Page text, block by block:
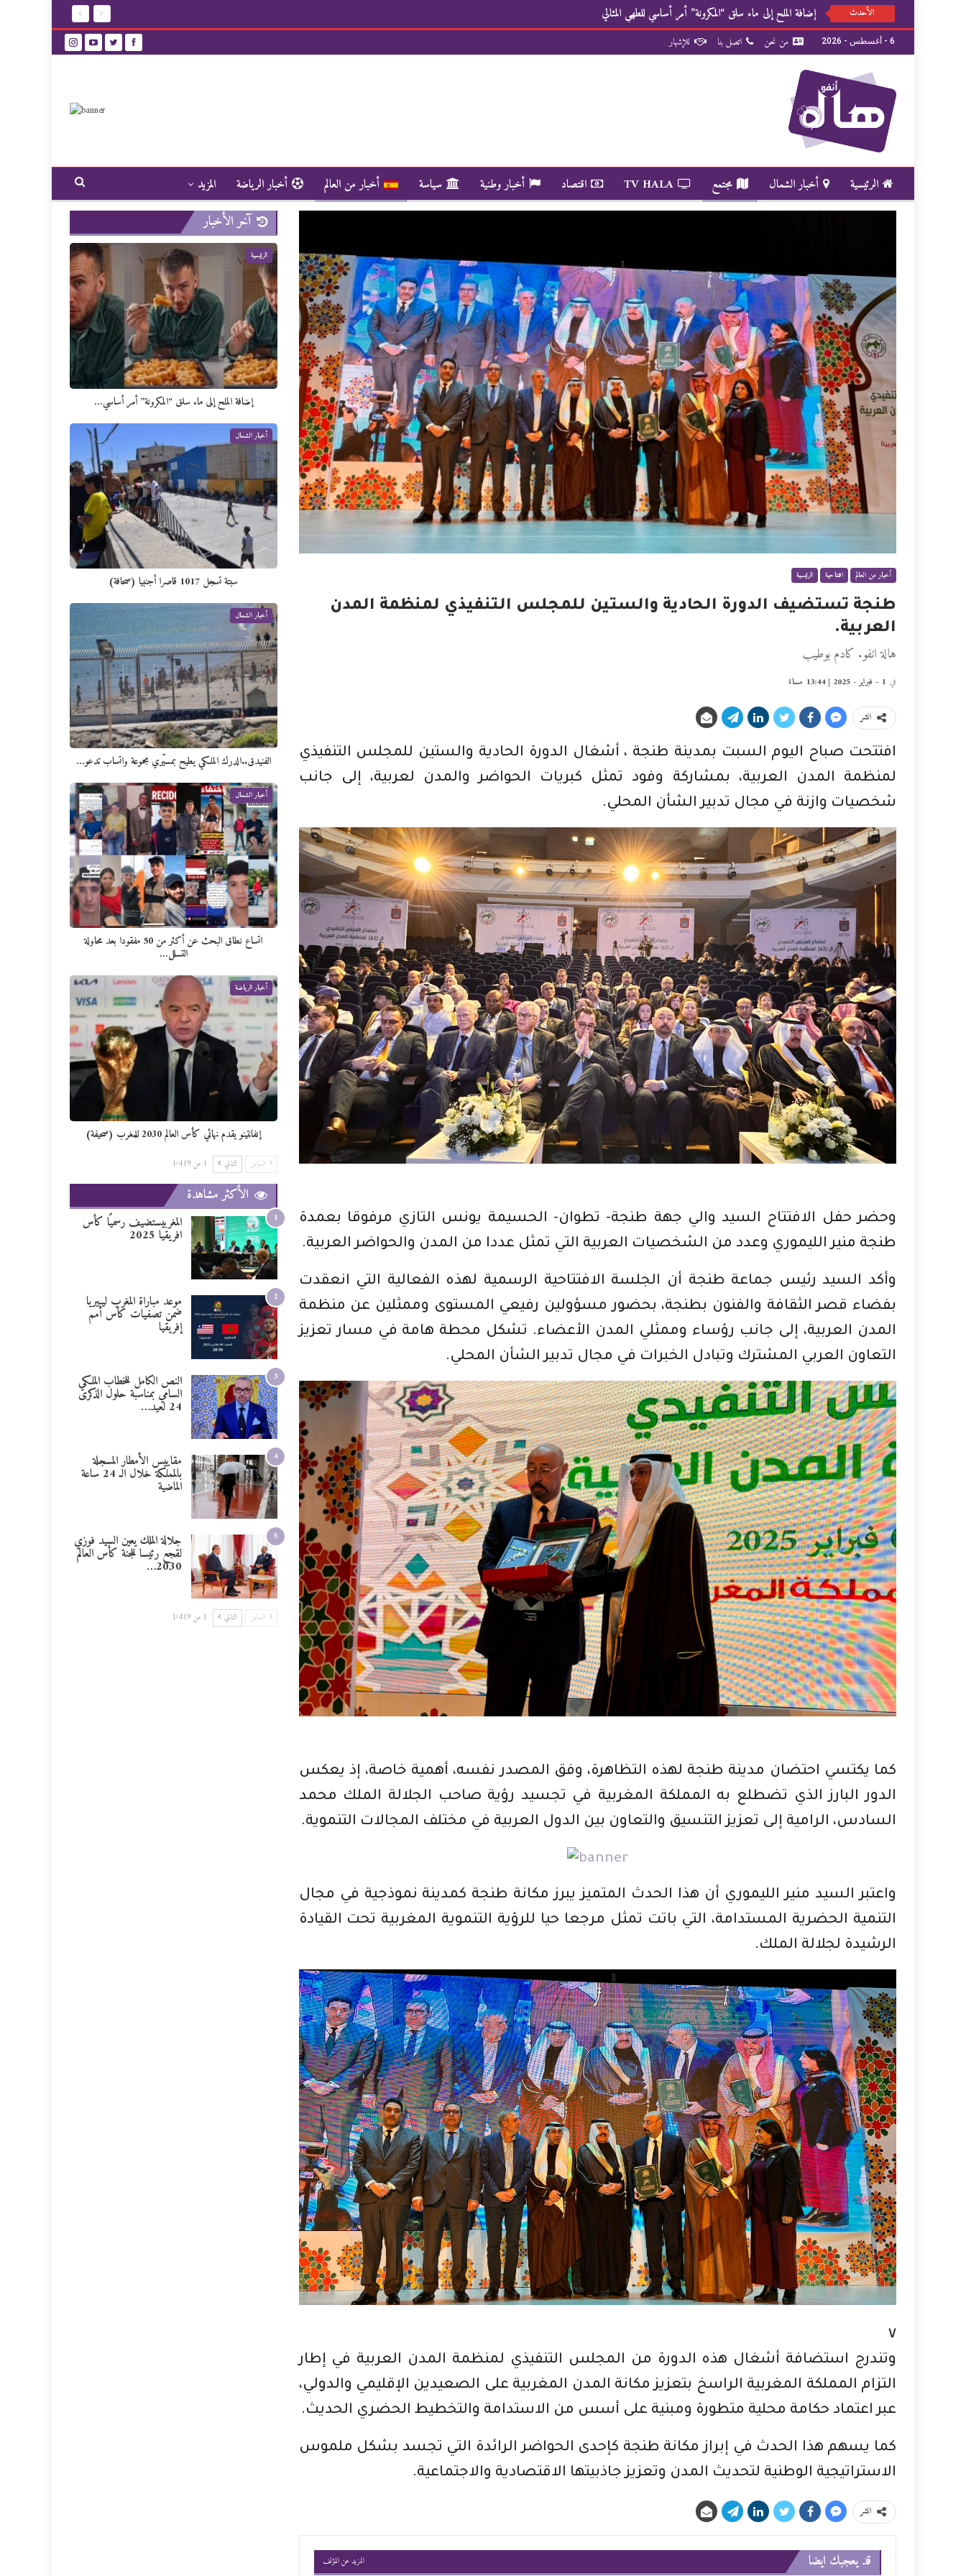
الأحدث إضافة الملح إلى ماء سلق “المكرونة” أمر أساسي للطهي المثالي
6 - أغسطس - 2026 من نحن اتصل بنا للإشهار
الرئيسية أخبار الشمال مجتمع TV HALA اقتصاد أخبار وطنية سياسة أخبار من العالم أخبار الرياضة المزيد
أخبار من العالم افتتاحية الرئيسية
طنجة تستضيف الدورة الحادية والستين للمجلس التنفيذي لمنظمة المدن
العربية.
هالة انفو. كادم بوطيب
في 1 - فبراير - 2025 | 13:44 مساءً
انشر
افتتحت صباح اليوم السبت بمدينة طنجة ، أشغال الدورة الحادية والستين للمجلس التنفيذي
لمنظمة المدن العربية، بمشاركة وفود تمثل كبريات الحواضر والمدن لعربية، إلى جانب
شخصيات وازنة في مجال تدبير الشأن المحلي.
وحضر حفل الافتتاح السيد والي جهة طنجة- تطوان- الحسيمة يونس التازي مرفوقا بعمدة
طنجة منير الليموري وعدد من الشخصيات العربية التي تمثل عددا من المدن والحواضر العربية.
وأكد السيد رئيس جماعة طنجة أن الجلسة الافتتاحية الرسمية لهذه الفعالية التي انعقدت
بفضاء قصر الثقافة والفنون بطنجة، بحضور مسؤولين رفيعي المستوى وممثلين عن منظمة
المدن العربية، إلى جانب رؤساء وممثلي المدن الأعضاء. تشكل محطة هامة في مسار تعزيز
التعاون العربي المشترك وتبادل الخبرات في مجال تدبير الشأن المحلي.
كما يكتسي احتضان مدينة طنجة لهذه التظاهرة، وفق المصدر نفسه، أهمية خاصة، إذ يعكس
الدور البارز الذي تضطلع به المملكة المغربية في تجسيد رؤية صاحب الجلالة الملك محمد
السادس، الرامية إلى تعزيز التنسيق والتعاون بين الدول العربية في مختلف المجالات التنموية.
واعتبر السيد منير الليموري أن هذا الحدث المتميز يبرز مكانة طنجة كمدينة نموذجية في مجال
التنمية الحضرية المستدامة، التي باتت تمثل مرجعا حيا للرؤية التنموية المغربية تحت القيادة
الرشيدة لجلالة الملك.
٧
وتندرج استضافة أشغال هذه الدورة من المجلس التنفيذي لمنظمة المدن العربية في إطار
التزام المملكة المغربية الراسخ بتعزيز مكانة المدن المغربية على الصعيدين الإقليمي والدولي،
عبر اعتماد حكامة محلية متطورة ومبنية على أسس من الاستدامة والتخطيط الحضري الحديث.
كما يسهم هذا الحدث في إبراز مكانة طنجة كإحدى الحواضر الرائدة التي تجسد بشكل ملموس
الاستراتيجية الوطنية لتحديث المدن وتعزيز جاذبيتها الاقتصادية والاجتماعية.
انشر
قد يعجبك ايضا المزيد عن المؤلف
آخر الأخبار
الرئيسية
إضافة الملح إلى ماء سلق “المكرونة” أمر أساسي…
أخبار الشمال
سبتة تسجل 1017 قاصرا أجنبيا (صحافة)
أخبار الشمال
الفنيدق..الدرك الملكي يطيح بمسيّري مجموعة واتساب تدعو…
أخبار الشمال
اتساع نطاق البحث عن أكثر من 50 مفقودا بعد محاولة
التسلل…
أخبار الرياضة
إنفانتينو يقدم نهائي كأس العالم 2030 للمغرب (صحيفة)
السابق التالي 1 من 1٬419
الأكثر مشاهدة
1 المغربيستضيف رسميًا كأس
افريقيا 2025
2 موعد مباراة المغرب ليبيريا
ضمن تصفيات كأس أمم
إفريقيا
3 النص الكامل للخطاب الملكي
السامي بمناسبة حلول الذكرى
24 لعيد…
4 مقاييس الأمطار المسجلة
بالمملكة خلال الـ 24 ساعة
الماضية
5 جلالة الملك يعين السيد فوزي
لقجع رئيسا للجنة كأس العالم
2030…
السابق التالي 1 من 1٬419